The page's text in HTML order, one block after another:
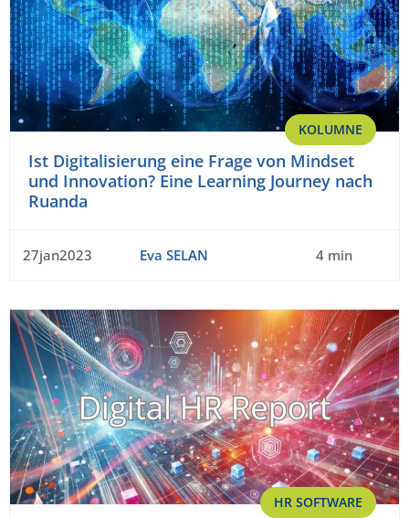
KOLUMNE
Ist Digitalisierung eine Frage von Mindset
und Innovation? Eine Learning Journey nach
Ruanda
27jan2023 Eva SELAN 4 min
HR SOFTWARE